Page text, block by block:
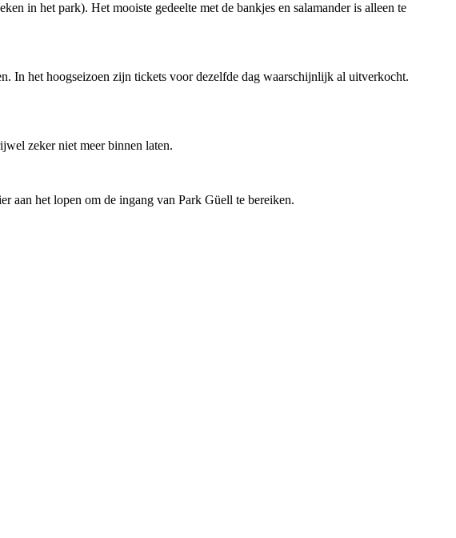
in het park). Het mooiste gedeelte met de bankjes en salamander is alleen te
In het hoogseizoen zijn tickets voor dezelfde dag waarschijnlijk al uitverkocht.
zeker niet meer binnen laten.
aan het lopen om de ingang van Park Güell te bereiken.